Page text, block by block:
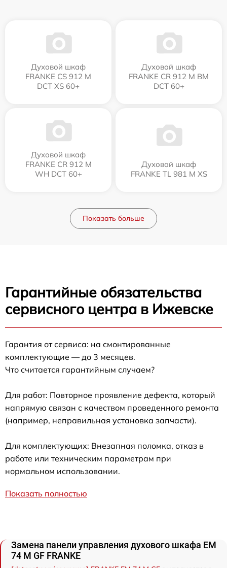
Духовой шкаф
FRANKE CS 912 M
DCT XS 60+
Духовой шкаф
FRANKE CR 912 M BM
DCT 60+
Духовой шкаф
FRANKE CR 912 M
WH DCT 60+
Духовой шкаф
FRANKE TL 981 M XS
Показать больше
Гарантийные обязательства
сервисного центра в Ижевске
Гарантия от сервиса: на смонтированные
комплектующие — до 3 месяцев.
Что считается гарантийным случаем?
Для работ: Повторное проявление дефекта, который
напрямую связан с качеством проведенного ремонта
(например, неправильная установка запчасти).
Для комплектующих: Внезапная поломка, отказ в
работе или техническим параметрам при
нормальном использовании.
Показать полностью
Замена панели управления духового шкафа EM
74 M GF FRANKE